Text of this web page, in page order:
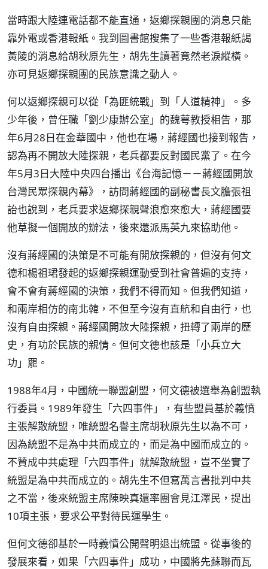
當時跟大陸連電話都不能直通，返鄉探親團的消息只能
靠外電或香港報紙。我到圖書館搜集了一些香港報紙謁
黃陵的消息給胡秋原先生，胡先生讀著竟然老淚縱橫。
亦可見返鄉探親團的民族意識之動人。
何以返鄉探親可以從「為匪統戰」到「人道精神」。多
少年後，曾任職「劉少康辦公室」的魏萼教授相告，那
年6月28日在金華國中，他也在場，蔣經國也接到報告，
認為再不開放大陸探親，老兵都要反對國民黨了。在今
年5月3日大陸中央四台播出《台海記憶－－蔣經國開放
台灣民眾探親內幕》，訪問蔣經國的副秘書長文膽張祖
詒也說到，老兵要求返鄉探親聲浪愈來愈大，蔣經國要
他草擬一個開放的辦法，後來還派馬英九來協助他。
沒有蔣經國的決策是不可能有開放探親的，但沒有何文
德和楊祖珺發起的返鄉探親運動受到社會普遍的支持，
會不會有蔣經國的決策，我們不得而知。但我們知道，
和兩岸相仿的南北韓，不但至今沒有直航和自由行，也
沒有自由探親。蔣經國開放大陸探親，扭轉了兩岸的歷
史，有功於民族的親情。但何文德也該是「小兵立大
功」罷。
1988年4月，中國統一聯盟創盟，何文德被選舉為創盟執
行委員。1989年發生「六四事件」，有些盟員基於義憤
主張解散統盟，唯統盟名譽主席胡秋原先生以為不可，
因為統盟不是為中共而成立的，而是為中國而成立的。
不贊成中共處理「六四事件」就解散統盟，豈不坐實了
統盟是為中共而成立的。胡先生不但寫萬言書批判中共
之不當，後來統盟主席陳映真還率團會見江澤民，提出
10項主張，要求公平對待民運學生。
但何文德卻基於一時義憤公開聲明退出統盟。從事後的
發展來看，如果「六四事件」成功，中國將先蘇聯而瓦